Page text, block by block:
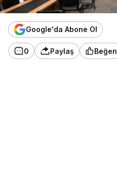
Google'da Abone Ol
0 Paylaş Beğen